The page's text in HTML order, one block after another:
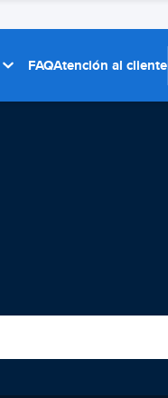
FAQAtención al cliente